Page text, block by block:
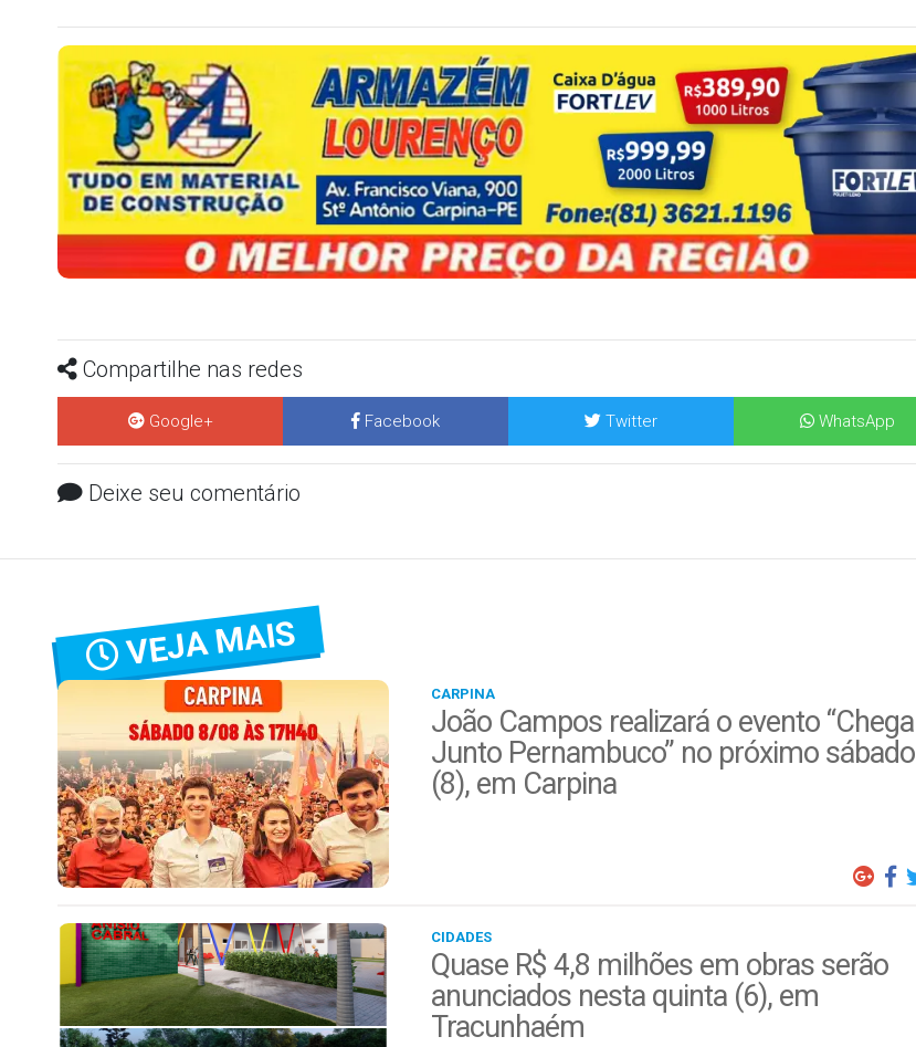
Compartilhe nas redes
Google+ Facebook Twitter WhatsApp
Deixe seu comentário
VEJA MAIS
CARPINA
João Campos realizará o evento “Chega
Junto Pernambuco” no próximo sábado
(8), em Carpina
CIDADES
Quase R$ 4,8 milhões em obras serão
anunciados nesta quinta (6), em
Tracunhaém